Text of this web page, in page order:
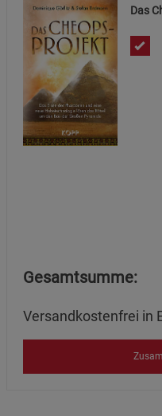
Das
Gesamtsumme:
Versandkostenfrei in